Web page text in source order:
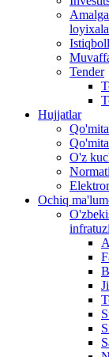
Tender
Hujjatlar
O'z
Ochiq